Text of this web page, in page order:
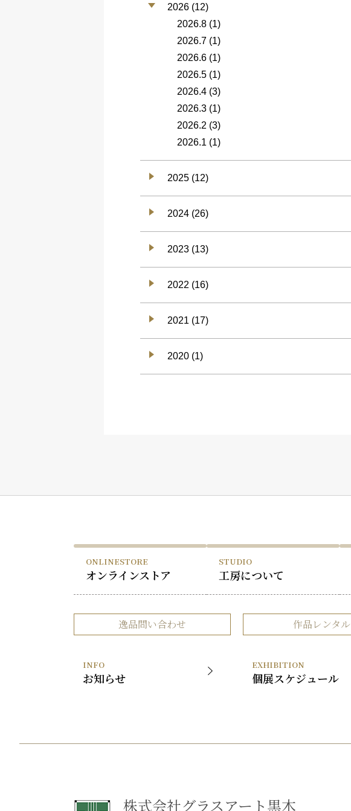
2026 (12)
2026.8 (1)
2026.7 (1)
2026.6 (1)
2026.5 (1)
2026.4 (3)
2026.3 (1)
2026.2 (3)
2026.1 (1)
2025 (12)
2024 (26)
2023 (13)
2022 (16)
2021 (17)
2020 (1)
ONLINESTORE
オンラインストア
STUDIO
工房について
逸品問い合わせ 作品レンタル
INFO
お知らせ
EXHIBITION
個展スケジュール
株式会社グラスアート黒木